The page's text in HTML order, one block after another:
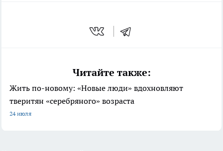
Читайте также:
Жить по-новому: «Новые люди» вдохновляют
тверитян «серебряного» возраста
24 июля